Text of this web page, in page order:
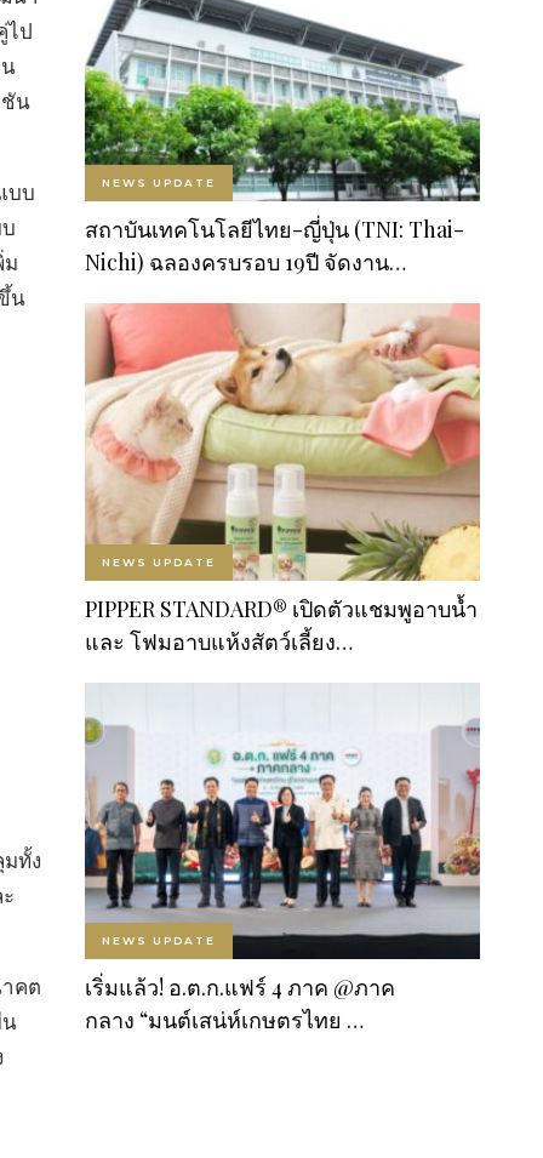
ไป
ชัน
บบ
ม
น
ทั้ง
คต
น
NEWS UPDATE
สถาบันเทคโนโลยีไทย-ญี่ปุ่น (TNI: Thai-
Nichi) ฉลองครบรอบ 19ปี จัดงาน…
NEWS UPDATE
PIPPER STANDARD® เปิดตัวแชมพูอาบน้ำ
และ โฟมอาบแห้งสัตว์เลี้ยง…
NEWS UPDATE
เริ่มแล้ว! อ.ต.ก.แฟร์ 4 ภาค @ภาค
กลาง “มนต์เสน่ห์เกษตรไทย …